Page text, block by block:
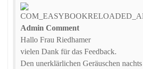
Admin Comment
Hallo Frau Riedhamer
vielen Dank für das Feedback.
Den unerklärlichen Geräuschen